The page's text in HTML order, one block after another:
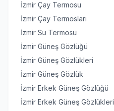
İzmir Çay Termosu
İzmir Çay Termosları
İzmir Su Termosu
İzmir Güneş Gözlüğü
İzmir Güneş Gözlükleri
İzmir Güneş Gözlük
İzmir Erkek Güneş Gözlüğü
İzmir Erkek Güneş Gözlükleri